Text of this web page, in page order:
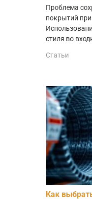
Проблема
покрытий при
стиля во
Статьи
Как